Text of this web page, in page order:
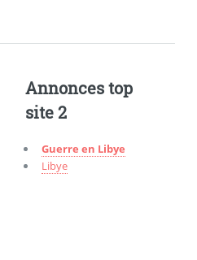
Annonces top
site 2
Guerre en Libye
Libye